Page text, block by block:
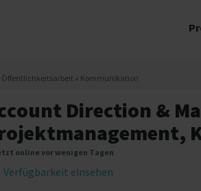
» Kommunikation
Direction &
online vor wenigen Tagen
Verfügbarkeit einsehen